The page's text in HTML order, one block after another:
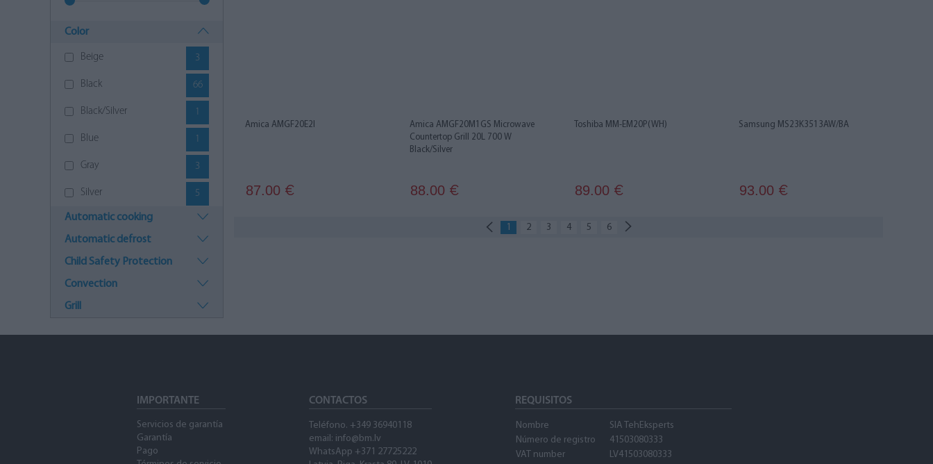
Color
Beige 3
Black 66
Black/Silver 1
Blue 1
Gray 3
Silver 5
Stainless steel
Automatic cooking
Automatic defrost
Child Safety Protection
Convection
Grill
Amica AMGF20E2I
87.00 €
Amica AMGF20M1GS Microwave
Countertop Grill 20L 700 W
Black/Silver
88.00 €
Toshiba MM-EM20P(WH)
89.00 €
Samsung MS23K3513AW/BA
93.00 €
1 2 3 4 5 6
IMPORTANTE
Servicios de garantía
Garantía
Pago
CONTACTOS
Teléfono. +349 36940118
email: info@bm.lv
WhatsApp +371 27725222
REQUISITOS
Nombre
SIA TehEksperts
Número de registro
41503080333
VAT number
LV41503080333